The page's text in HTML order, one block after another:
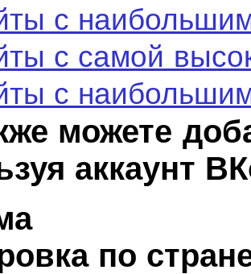
с
с самой
с
можете
аккаунт
по